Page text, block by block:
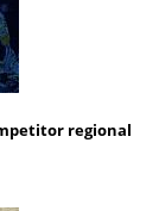
regional